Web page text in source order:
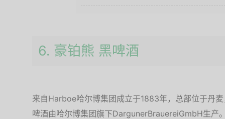
6. 豪铂熊 黑啤酒
来自Harboe哈尔博集团成立于1883年，总部位于丹
啤酒由哈尔博集团旗下DargunerBrauereiGmbH生产